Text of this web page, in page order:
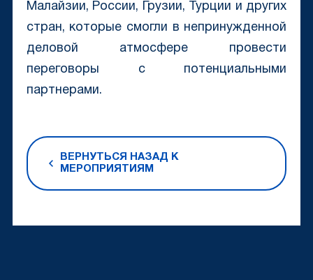
Малайзии, России, Грузии, Турции и других
стран, которые смогли в непринужденной
деловой атмосфере провести
переговоры с потенциальными
партнерами.
ВЕРНУТЬСЯ НАЗАД К
МЕРОПРИЯТИЯМ